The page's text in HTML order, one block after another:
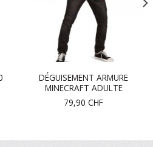
DÉGUISEMENT ARMURE
MINECRAFT ADULTE
79,90 CHF